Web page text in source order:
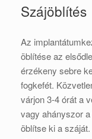
Szájöblítés
Az
öblítése az
érzékeny sebre
fogkefét.
várjon 3-4 órát a
vagy ahányszor
öblítse ki a